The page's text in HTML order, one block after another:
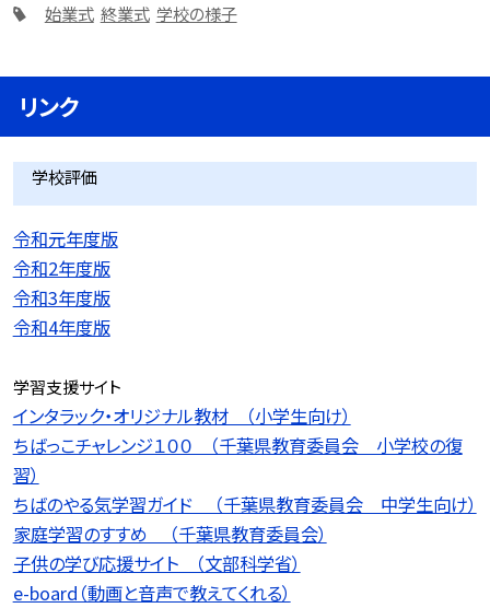
始業式 終業式 学校の様子
リンク
学校評価
令和元年度版
令和2年度版
令和3年度版
令和4年度版
学習支援サイト
インタラック・オリジナル教材 （小学生向け）
ちばっこチャレンジ１００ （千葉県教育委員会 小学校の復
習）
ちばのやる気学習ガイド （千葉県教育委員会 中学生向け）
家庭学習のすすめ （千葉県教育委員会）
子供の学び応援サイト （文部科学省）
e-board（動画と音声で教えてくれる）